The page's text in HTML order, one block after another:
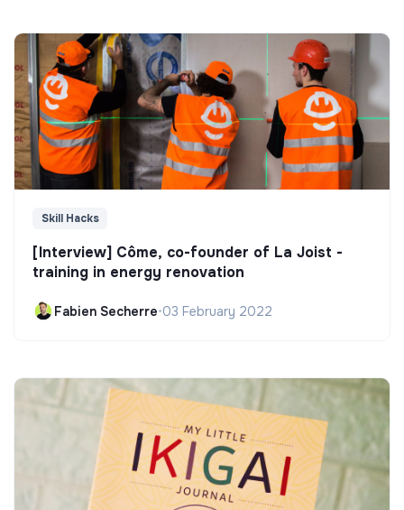
Skill Hacks
[Interview] Côme, co-founder of La Joist -
training in energy renovation
Fabien Secherre•03 February 2022